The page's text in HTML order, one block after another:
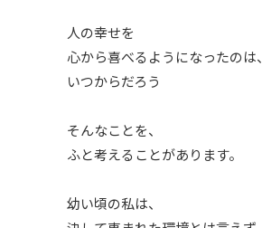
人の幸せを
心から喜べるようになったのは、
いつからだろう
そんなことを、
ふと考えることがあります。
幼い頃の私は、